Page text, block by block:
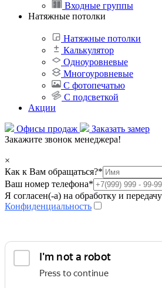
Входные группы
Натяжные потолки
Натяжные потолки
Калькулятор
Одноуровневые
Многоуровневые
С фотопечатью
С подсветкой
Акции
Офисы продаж
Заказать замер
Закажите звонок менеджера!
×
Как к Вам обращаться?*
Ваш номер телефона*
Я согласен(-а) на обработку и
Конфиденциальность